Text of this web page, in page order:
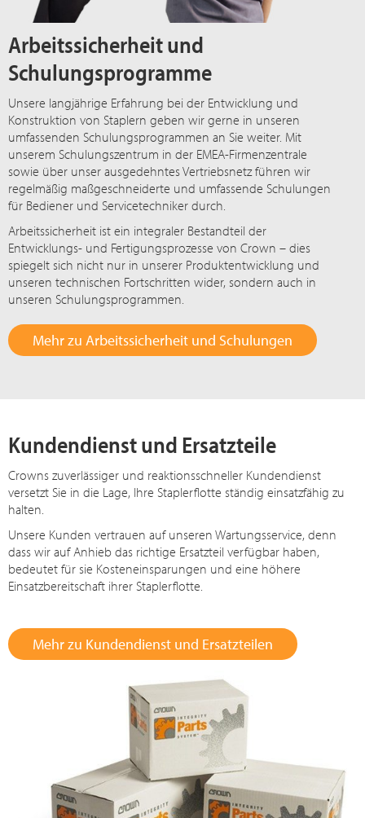
Arbeitssicherheit und
Schulungsprogramme
Unsere langjährige Erfahrung bei der Entwicklung und
Konstruktion von Staplern geben wir gerne in unseren
umfassenden Schulungsprogrammen an Sie weiter. Mit
unserem Schulungszentrum in der EMEA-Firmenzentrale
sowie über unser ausgedehntes Vertriebsnetz führen wir
regelmäßig maßgeschneiderte und umfassende Schulungen
für Bediener und Servicetechniker durch.
Arbeitssicherheit ist ein integraler Bestandteil der
Entwicklungs- und Fertigungsprozesse von Crown – dies
spiegelt sich nicht nur in unserer Produktentwicklung und
unseren technischen Fortschritten wider, sondern auch in
unseren Schulungsprogrammen.
Mehr zu Arbeitssicherheit und Schulungen
Kundendienst und Ersatzteile
Crowns zuverlässiger und reaktionsschneller Kundendienst
versetzt Sie in die Lage, Ihre Staplerflotte ständig einsatzfähig zu
halten.
Unsere Kunden vertrauen auf unseren Wartungsservice, denn
dass wir auf Anhieb das richtige Ersatzteil verfügbar haben,
bedeutet für sie Kosteneinsparungen und eine höhere
Einsatzbereitschaft ihrer Staplerflotte.
Mehr zu Kundendienst und Ersatzteilen